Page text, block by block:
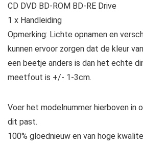
CD DVD BD-ROM BD-RE Drive
1 x Handleiding
Opmerking: Lichte opnamen en
kunnen ervoor zorgen dat de kleur
een beetje anders is dan het echte
meetfout is +/- 1-3cm.
Voer het modelnummer hierboven in
dit past.
100% gloednieuw en van hoge